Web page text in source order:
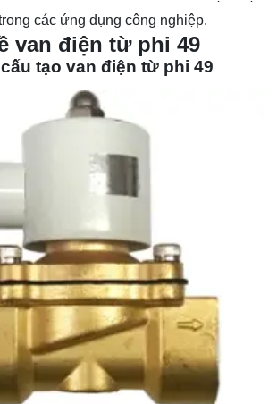
các ứng dụng công nghiệp.
van điện từ phi 49
tạo van điện từ phi 49